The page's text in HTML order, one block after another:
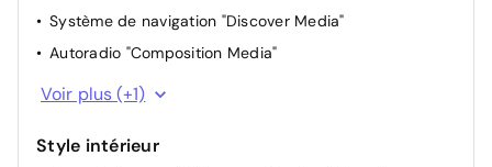
Dispositif start/stop de mise en veille avec
récupération de l'énergie au freinage
Système de navigation "Discover Media"
Autoradio "Composition Media"
6 haut-parleurs
Voir plus (+1)
Style intérieur